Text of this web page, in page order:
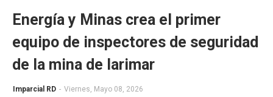
Energía y Minas crea el primer
equipo de inspectores de seguridad
de la mina de larimar
Imparcial RD - Viernes, Mayo 08, 2026